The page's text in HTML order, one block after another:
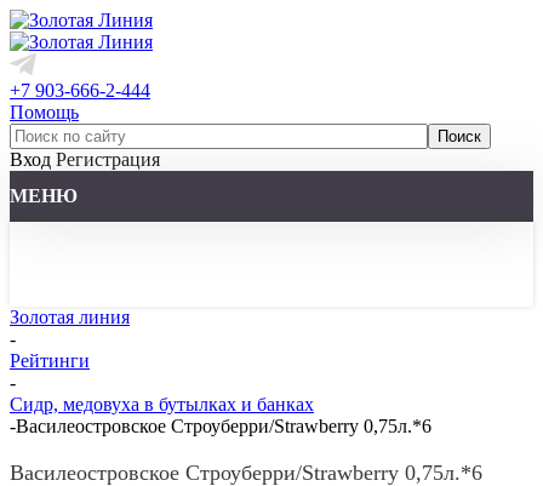
+7 903-666-2-444
Помощь
Вход Регистрация
МЕНЮ
Золотая линия
-
Рейтинги
-
Сидр, медовуха в бутылках и банках
-Василеостровское Строуберри/Strawberry 0,75л.*6
Василеостровское Строуберри/Strawberry 0,75л.*6